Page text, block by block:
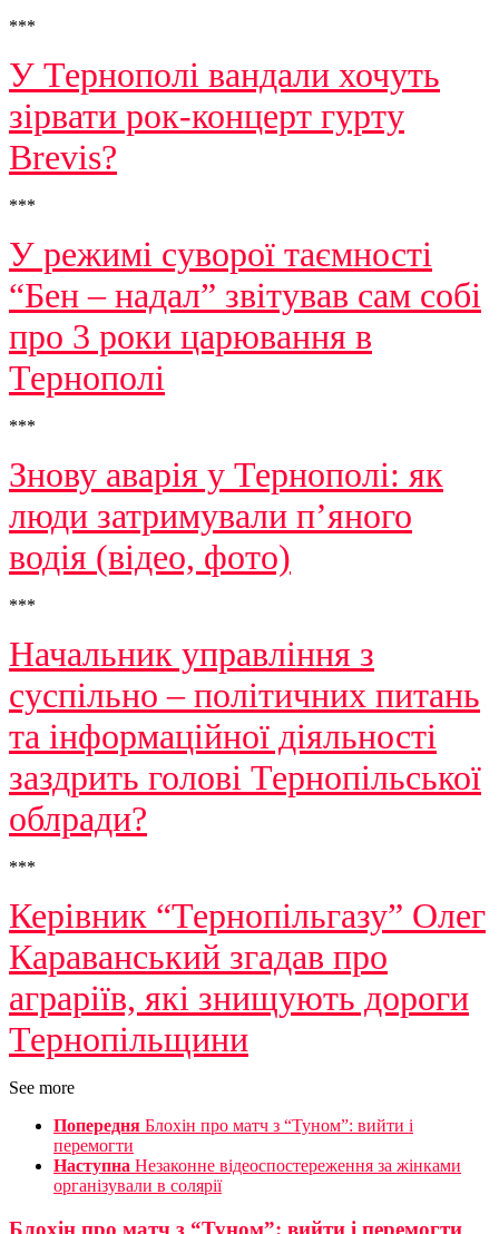
***
У Тернополі вандали хочуть
зірвати рок-концерт гурту
Brevis?
***
У режимі суворої таємності
“Бен – надал” звітував сам собі
про 3 роки царювання в
Тернополі
***
Знову аварія у Тернополі: як
люди затримували п’яного
водія (відео, фото)
***
Начальник управління з
суспільно – політичних питань
та інформаційної діяльності
заздрить голові Тернопільської
облради?
***
Керівник “Тернопільгазу” Олег
Караванський згадав про
аграріїв, які знищують дороги
Тернопільщини
See more
Попередня Блохін про матч з “Туном”: вийти і
перемогти
Наступна Незаконне відеоспостереження за жінками
організували в солярії
Блохін про матч з “Туном”: вийти і перемогти